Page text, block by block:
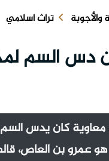
والأجوبة تراث اسلامي
دس السم
كان يدس
عمرو بن العاص،